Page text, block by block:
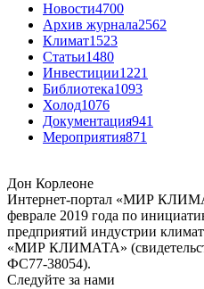
Новости4700
Архив журнала2562
Климат1523
Статьи1480
Инвестиции1221
Библиотека1093
Холод1076
Документация941
Мероприятия871
Дон Корлеоне
Интернет-портал «МИР
феврале 2019 года по
предприятий индустрии
«МИР КЛИМАТА»
ФС77-38054).
Следуйте за нами